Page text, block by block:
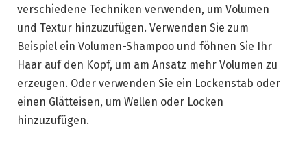
verschiedene Techniken verwenden, um Volumen
und Textur hinzuzufügen. Verwenden Sie zum
Beispiel ein Volumen-Shampoo und föhnen Sie Ihr
Haar auf den Kopf, um am Ansatz mehr Volumen zu
erzeugen. Oder verwenden Sie ein Lockenstab oder
einen Glätteisen, um Wellen oder Locken
hinzuzufügen.